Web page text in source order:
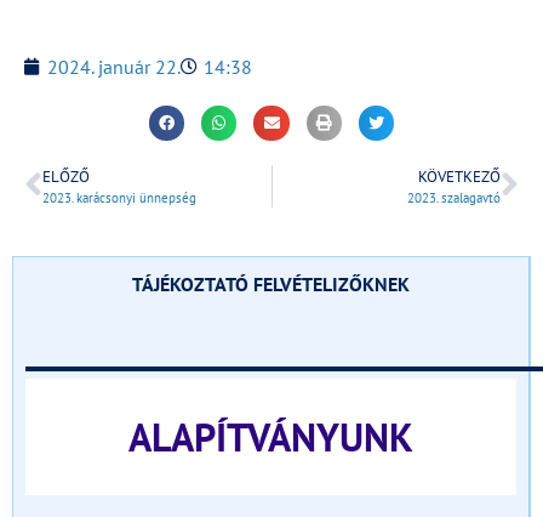
2024. január 22. 14:38
ELŐZŐ
2023. karácsonyi ünnepség
KÖVETKEZŐ
2023. szalagavtó
TÁJÉKOZTATÓ FELVÉTELIZŐKNEK
ALAPÍTVÁNYUNK